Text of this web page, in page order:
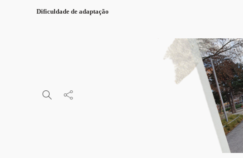
Dificuldade de adaptação